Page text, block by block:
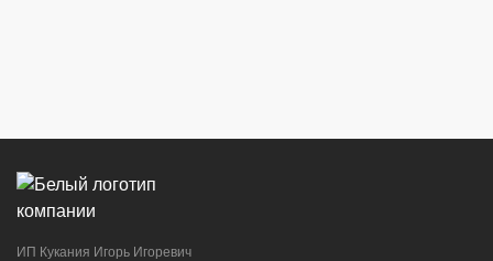
ИП Кукания Игорь Игоревич